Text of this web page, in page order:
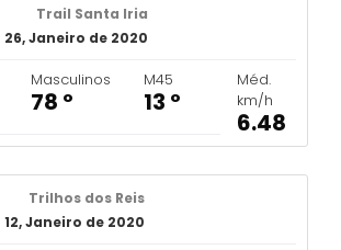
Trail Santa Iria
26, Janeiro de 2020
Masculinos
78 º
M45
13 º
Méd.
km/h
6.48
Trilhos dos Reis
12, Janeiro de 2020